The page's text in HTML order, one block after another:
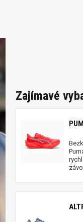
Zajímavé